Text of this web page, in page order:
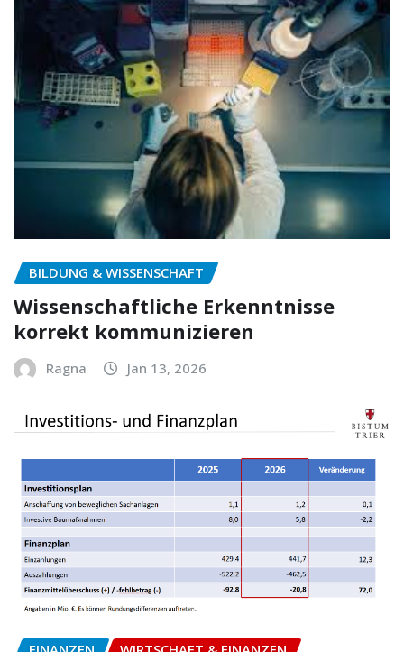
BILDUNG & WISSENSCHAFT
Wissenschaftliche Erkenntnisse
korrekt kommunizieren
Ragna Jan 13, 2026